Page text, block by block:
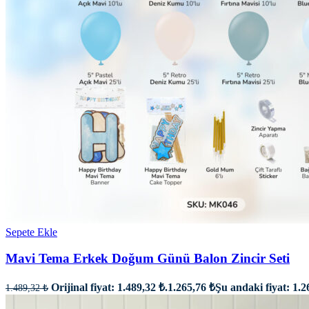
Sepete Ekle
Mavi Tema Erkek Doğum Günü Balon Zincir Seti
1.489,32₺ Orijinal fiyat: 1.489,32 ₺.1.265,76 ₺Şu andaki fiyat: